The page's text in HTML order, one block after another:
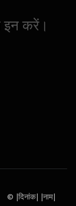
इन करें।
© |दिनांक| |नाम|